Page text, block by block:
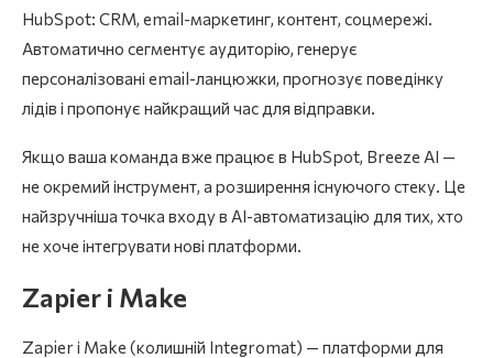
HubSpot: CRM, email-маркетинг, контент, соцмережі.
Автоматично сегментує аудиторію, генерує
персоналізовані email-ланцюжки, прогнозує поведінку
лідів і пропонує найкращий час для відправки.
Якщо ваша команда вже працює в HubSpot, Breeze AI —
не окремий інструмент, а розширення існуючого стеку. Це
найзручніша точка входу в AI-автоматизацію для тих, хто
не хоче інтегрувати нові платформи.
Zapier і Make
Zapier і Make (колишній Integromat) — платформи для